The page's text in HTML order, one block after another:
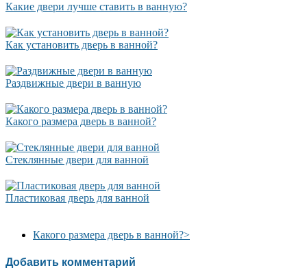
Какие двери лучше ставить в ванную?
Как установить дверь в ванной?
Раздвижные двери в ванную
Какого размера дверь в ванной?
Стеклянные двери для ванной
Пластиковая дверь для ванной
Какого размера дверь в ванной?>
Добавить комментарий